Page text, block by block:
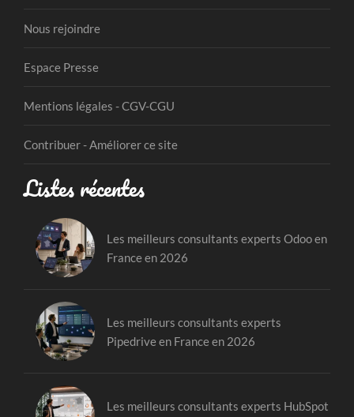
Nous rejoindre
Espace Presse
Mentions légales - CGV-CGU
Contribuer - Améliorer ce site
Listes récentes
Les meilleurs consultants experts Odoo en
France en 2026
Les meilleurs consultants experts
Pipedrive en France en 2026
Les meilleurs consultants experts HubSpot